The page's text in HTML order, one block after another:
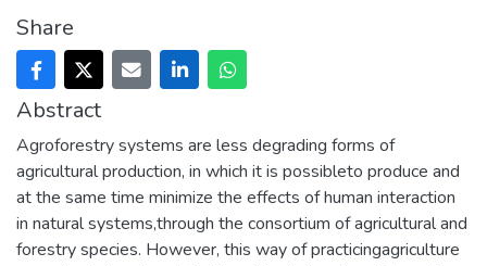
Share
Abstract
Agroforestry systems are less degrading forms of
agricultural production, in which it is possibleto produce and
at the same time minimize the effects of human interaction
in natural systems,through the consortium of agricultural and
forestry species. However, this way of practicingagriculture